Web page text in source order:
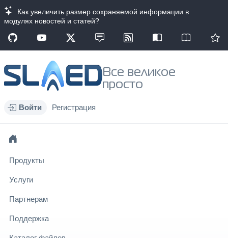
Как увеличить размер сохраняемой информации в
модулях новостей и статей?
Все великое
просто
Войти Регистрация
Продукты
Услуги
Партнерам
Поддержка